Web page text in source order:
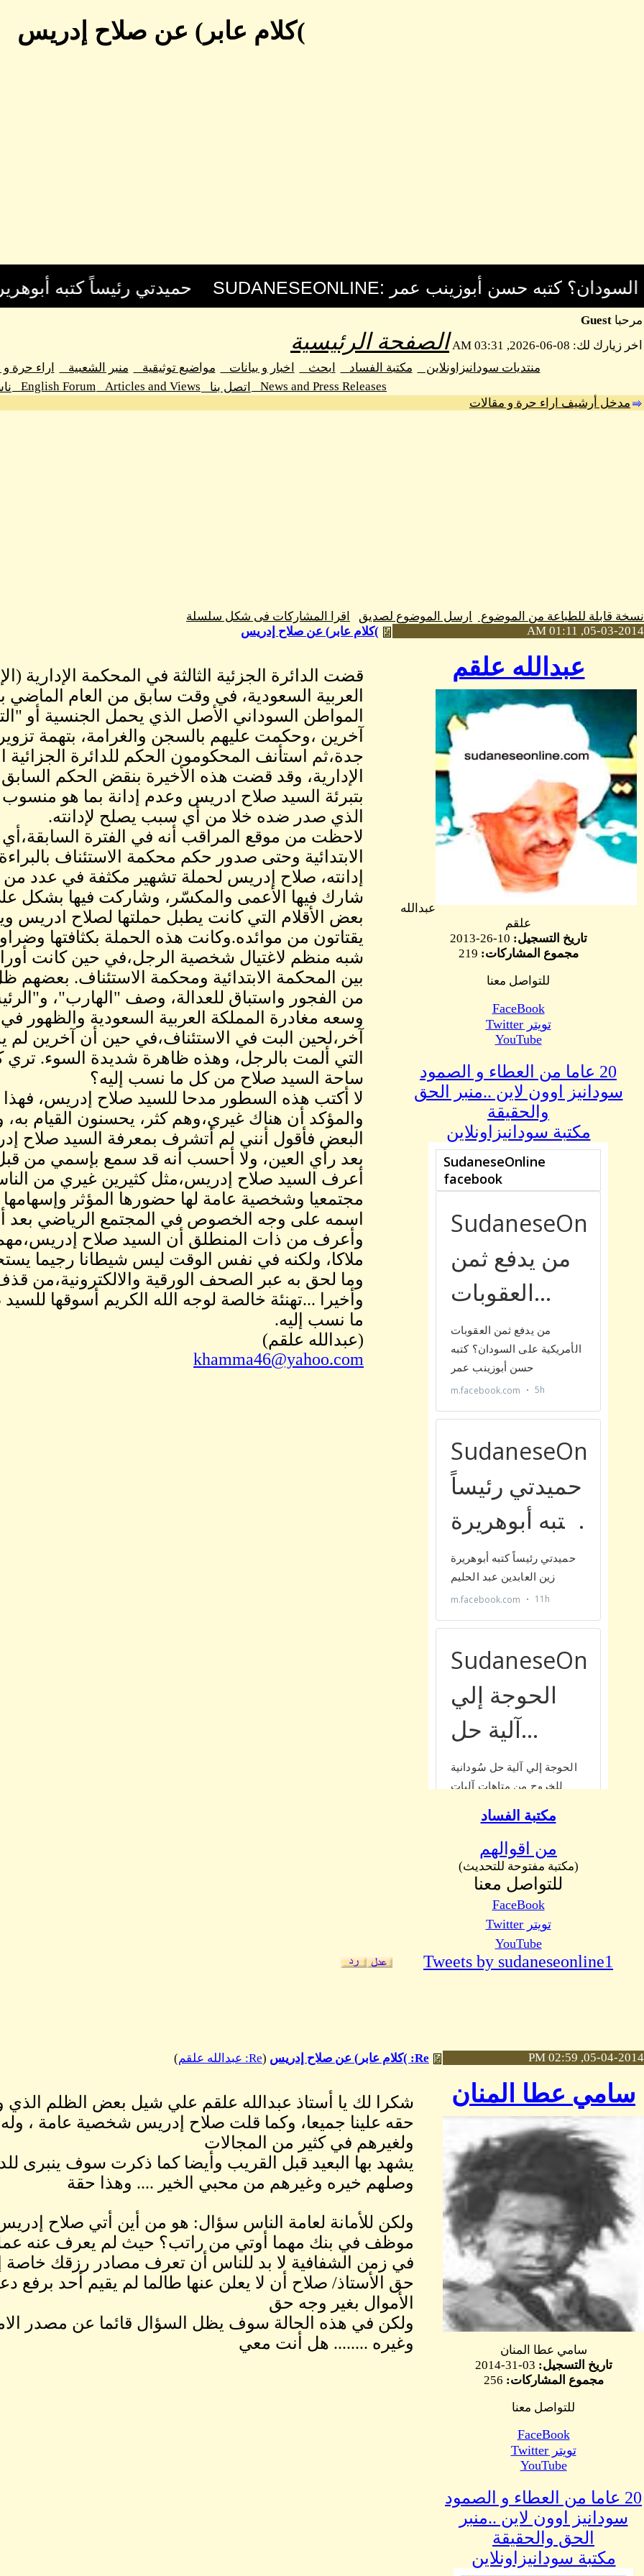
)كلام عابر) عن صلاح إدريس
مرحبا Guest
اخر زيارك لك: 08-06-2026, 03:31 AM
الصفحة الرئيسية
منتديات سودانيزاونلاين مكتبة الفساد ابحث اخبار و بيانات مواضيع توثيقية منبر الشعبية اراء حرة
News and Press Releases
اتصل بنا Articles and Views
English Forum
مدخل أرشيف اراء حرة و مقالات
نسخة قابلة للطباعة من الموضوع ارسل الموضوع لصديق اقرا المشاركات فى شكل سلسلة
05-03-2014, 01:11 AM
عبدالله علقم
عبدالله
علقم
تاريخ التسجيل:
مجموع المشاركات:
للتواصل معنا
FaceBook
تويتر Twitter
YouTube
20 عاما من العطاء و الصمود
سودانيز اوون لاين ..منبر الحق
والحقيقة
مكتبة سودانيزاونلاين
مكتبة الفساد
من اقوالهم
(مكتبة مفتوحة للتحديث)
للتواصل معنا
FaceBook
تويتر Twitter
YouTube
Tweets by sudaneseonline1
)كلام عابر) عن صلاح إدريس
قضت الدائرة الجزئية الثالثة في المحكمة الإدارية
العربية السعودية، في وقت سابق من العام
المواطن السوداني الأصل الذي يحمل الجنسية أو
آخرين ،وحكمت عليهم بالسجن والغرامة، بتهمة
جدة،ثم استأنف المحكومون الحكم للدائرة
الإدارية، وقد قضت هذه الأخيرة بنقض الحكم
بتبرئة السيد صلاح ادريس وعدم إدانة بما هو
الذي صدر ضده خلا من أي سبب يصلح لإدانته.
لاحظت من موقع المراقب أنه في الفترة
الابتدائية وحتى صدور حكم محكمة الاستئناف
إدانته، صلاح إدريس لحملة تشهير مكثفة في عدد من
شارك فيها الأعمى والمكسّر، وشاركت فيها
بعض الأقلام التي كانت يطبل حملتها لصلاح ادريس
يقتاتون من موائده.وكانت هذه الحملة بكثافتها
شبه منظم لاغتيال شخصية الرجل،في حين كانت
بين المحكمة الابتدائية ومحكمة الاستئناف.
من الفجور واستباق للعدالة، وصف "الهارب"،
وسعه مغادرة المملكة العربية السعودية والظهور
آخر،لحين البت في الاستئناف،في حين أن آخرين لم
التي ألمت بالرجل، وهذه ظاهرة شديدة السوء. تري
ساحة السيد صلاح من كل ما نسب إليه؟
لا أكتب هذه السطور مدحا للسيد صلاح إدريس، فهذا
والمؤكد أن هناك غيري،وهم كثر، يحسنون القيام
البعض فأقول أنني لم أتشرف بمعرفة السيد صلاح
بعد رأي العين، ولا أحسب أنه قد سمع بإسمي من
أعرف السيد صلاح إدريس،مثل كثيرين غيري من
مجتمعيا وشخصية عامة لها حضورها المؤثر وإسهامها
اسمه على وجه الخصوص في المجتمع الرياضي بعد
وأعرف من ذات المنطلق أن السيد صلاح
ملاكا، ولكنه في نفس الوقت ليس شيطانا رجيما
وما لحق به عبر الصحف الورقية والالكترونية،من
وأخيرا ...تهنئة خالصة لوجه الله الكريم أسوقها
ما نسب إليه.
(عبدالله علقم)
khamma46@yahoo.com
05-04-2014, 02:59 PM
سامي عطا المنان
سامي عطا المنان
تاريخ التسجيل:
مجموع المشاركات:
للتواصل معنا
FaceBook
تويتر Twitter
YouTube
20 عاما من العطاء و الصمود
سودانيز اوون لاين ..منبر
الحق والحقيقة
مكتبة سودانيزاونلاين
Re: )كلام عابر) عن صلاح إدريس (Re: عبدالله علقم )
شكرا لك يا أستاذ عبدالله علقم علي شيل بعض الظلم الذي
حقه علينا جميعا، وكما قلت صلاح إدريس شخصية عامة ،
ولغيرهم في كثير من المجالات
يشهد بها البعيد قبل القريب وأيضا كما ذكرت سوف ينبرى
وصلهم خيره وغيرهم من محبي الخير .... وهذا حقة
ولكن للأمانة لعامة الناس سؤال: هو من أين أتي صلاح
موظف في بنك مهما أوتي من راتب؟ حيث لم يعرف عنه عمله
في زمن الشفافية لا بد للناس أن تعرف مصادر رزقك خاصة
حق الأستاذ/ صلاح أن لا يعلن عنها طالما لم يقيم أحد
الأموال بغير وجه حق
ولكن في هذه الحالة سوف يظل السؤال قائما عن مصدر
وغيره ........ هل أنت معي